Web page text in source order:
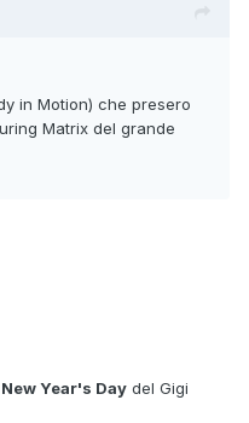
in Motion) che presero
Matrix del grande
New Year's Day del Gigi